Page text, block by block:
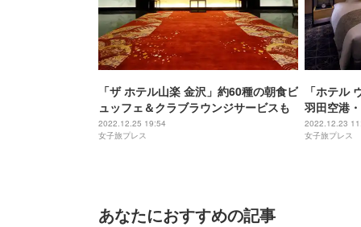
「ザ ホテル山楽 金沢」約60種の朝食ビ
ュッフェ＆クラブラウンジサービスも
2022.12.25 19:54
女子旅プレス
「ホテル
羽田空港
泉、商業
ワン・ホ
2022.12.23
女子旅プレス
あなたにおすすめの記事